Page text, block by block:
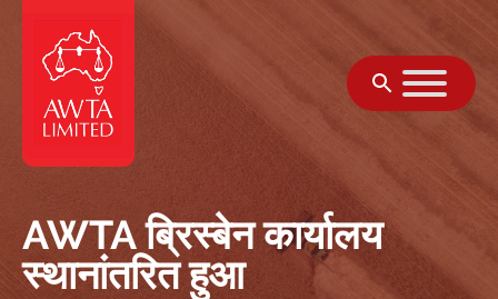
AWTA ब्रिस्बेन कार्यालय
स्थानांतरित हुआ